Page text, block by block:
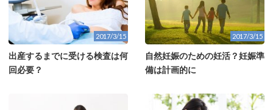
2017/3/15
出産するまでに受ける検査は何
回必要？
2017/3/15
自然妊娠のための妊活？妊娠準
備は計画的に